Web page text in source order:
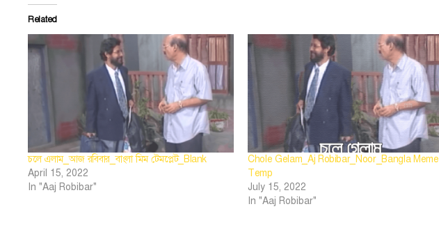
Related
চলে এলাম_আজ রবিবার_বাংলা মিম টেমপ্লেট_Blank
April 15, 2022
In "Aaj Robibar"
Chole Gelam_Aj Robibar_Noor_Bangla Meme
Temp
July 15, 2022
In "Aaj Robibar"